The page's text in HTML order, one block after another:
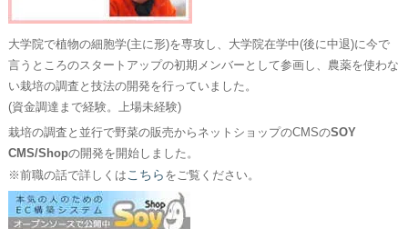
大学院で植物の細胞学(主に形)を専攻し、大学院在学中(後に中退)に今で
言うところのスタートアップの初期メンバーとして参画し、農薬を使わな
い栽培の調査と技法の開発を行っていました。
(資金調達まで経験。上場未経験)
栽培の調査と並行で野菜の販売からネットショップのCMSのSOY
CMS/Shopの開発を開始しました。
※前職の話で詳しくはこちら をご覧ください。